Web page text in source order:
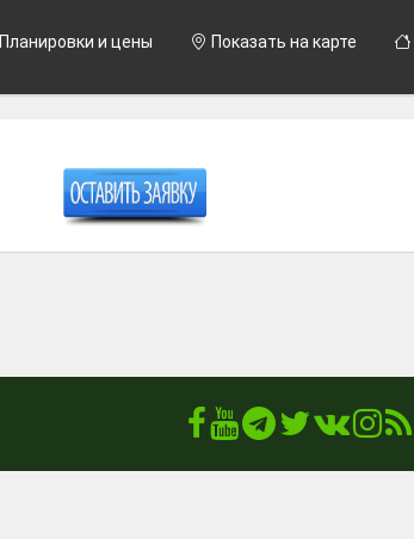
Планировки и цены Показать на карте